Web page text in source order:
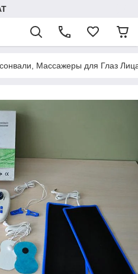
Массажеры для Глаз